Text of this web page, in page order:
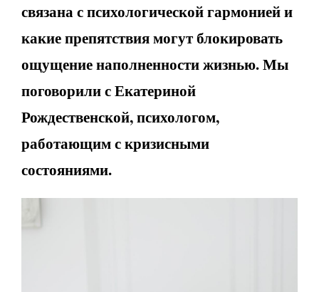
связана с психологической гармонией и
какие препятствия могут блокировать
ощущение наполненности жизнью. Мы
поговорили с Екатериной
Рождественской, психологом,
работающим с кризисными
состояниями.